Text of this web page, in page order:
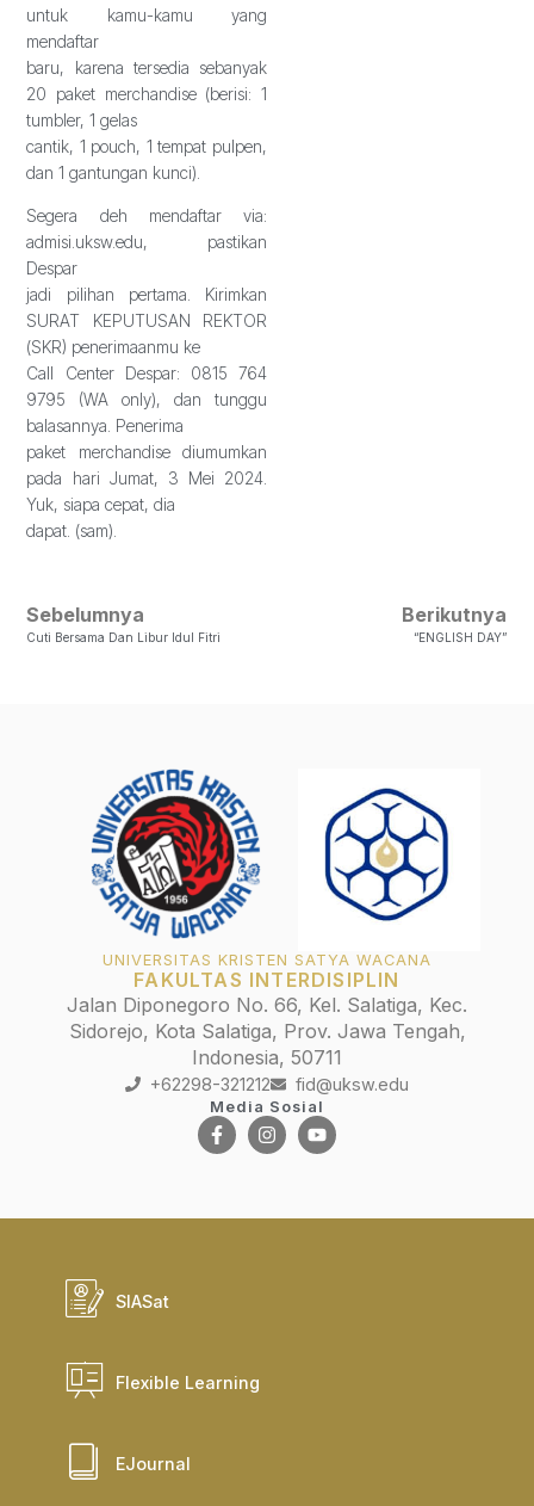
untuk kamu-kamu yang
mendaftar
baru, karena tersedia sebanyak
20 paket merchandise (berisi: 1
tumbler, 1 gelas
cantik, 1 pouch, 1 tempat pulpen,
dan 1 gantungan kunci).
Segera deh mendaftar via:
admisi.uksw.edu, pastikan
Despar
jadi pilihan pertama. Kirimkan
SURAT KEPUTUSAN REKTOR
(SKR) penerimaanmu ke
Call Center Despar: 0815 764
9795 (WA only), dan tunggu
balasannya. Penerima
paket merchandise diumumkan
pada hari Jumat, 3 Mei 2024.
Yuk, siapa cepat, dia
dapat. (sam).
Sebelumnya
Cuti Bersama Dan Libur Idul Fitri
Berikutnya
“ENGLISH DAY”
UNIVERSITAS KRISTEN SATYA WACANA
FAKULTAS INTERDISIPLIN
Jalan Diponegoro No. 66, Kel. Salatiga, Kec.
Sidorejo, Kota Salatiga, Prov. Jawa Tengah,
Indonesia, 50711
+62298-321212 fid@uksw.edu
Media Sosial
SIASat
Flexible Learning
EJournal